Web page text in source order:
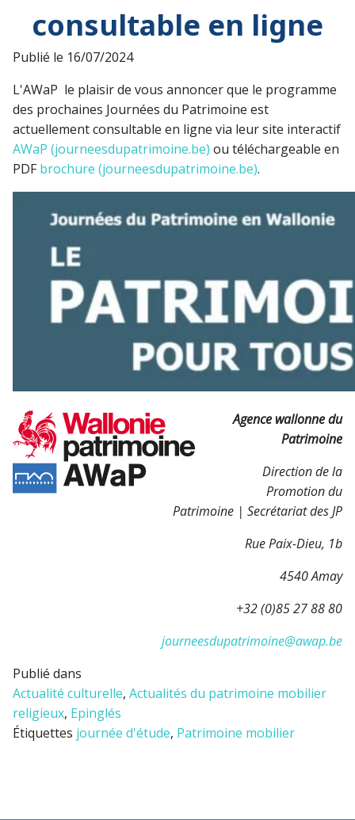
consultable en ligne
Publié le 16/07/2024
L'AWaP le plaisir de vous annoncer que le programme
des prochaines Journées du Patrimoine est
actuellement consultable en ligne via leur site interactif
AWaP (journeesdupatrimoine.be) ou téléchargeable en
PDFbrochure (journeesdupatrimoine.be).
Agence wallonne du
Patrimoine
Direction de la
Promotion du
Patrimoine | Secrétariat des JP
Rue Paix-Dieu, 1b
4540 Amay
+32 (0)85 27 88 80
journeesdupatrimoine@awap.be
Publié dans
Actualité culturelle, Actualités du patrimoine mobilier
religieux, Epinglés
Étiquettes journée d'étude, Patrimoine mobilier